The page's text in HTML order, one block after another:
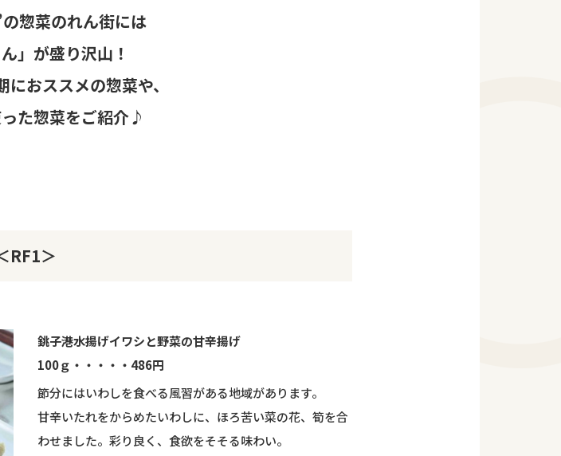
惣菜のれん街には
」が盛り沢山！
おススメの惣菜や、
た惣菜をご紹介♪
RF1＞
銚子港水揚げイワシと野菜の甘辛揚げ
100ｇ・・・・・486円
節分にはいわしを食べる風習がある地域があります。
甘辛いたれをからめたいわしに、ほろ苦い菜の花、筍を合
わせました。彩り良く、食欲をそそる味わい。